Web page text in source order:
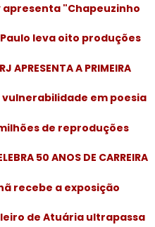
apresenta "Chapeuzinho
leva oito produções
APRESENTA A PRIMEIRA
em poesia
de reproduções
50 ANOS DE CARREIRA
recebe a exposição
de Atuária ultrapassa